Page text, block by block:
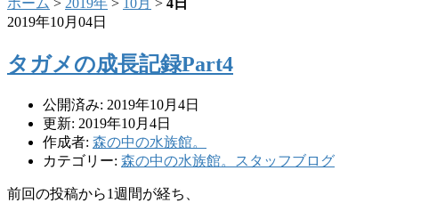
ホーム > 2019年 > 10月 > 4日
2019年10月04日
タガメの成長記録Part4
公開済み: 2019年10月4日
更新: 2019年10月4日
作成者: 森の中の水族館。
カテゴリー: 森の中の水族館。スタッフブログ
前回の投稿から1週間が経ち、